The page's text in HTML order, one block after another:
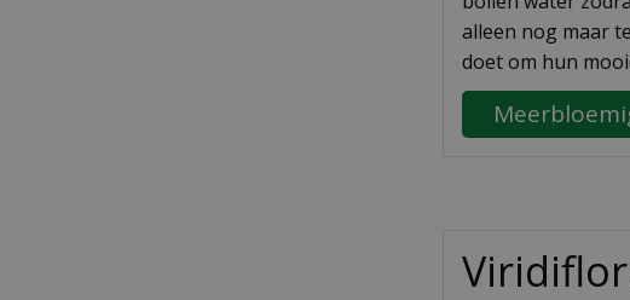
alleen nog maar
doet om hun